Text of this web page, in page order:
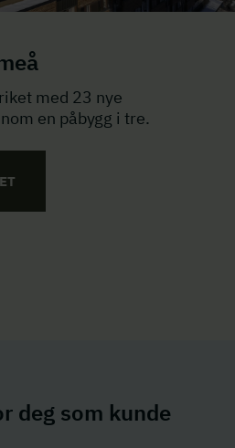
med 23 nye
en påbygg i tre.
deg som kunde